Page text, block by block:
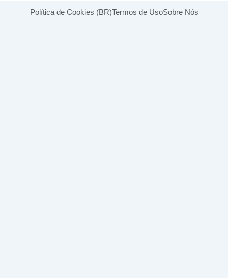
Política de Cookies (BR)Termos de UsoSobre Nós